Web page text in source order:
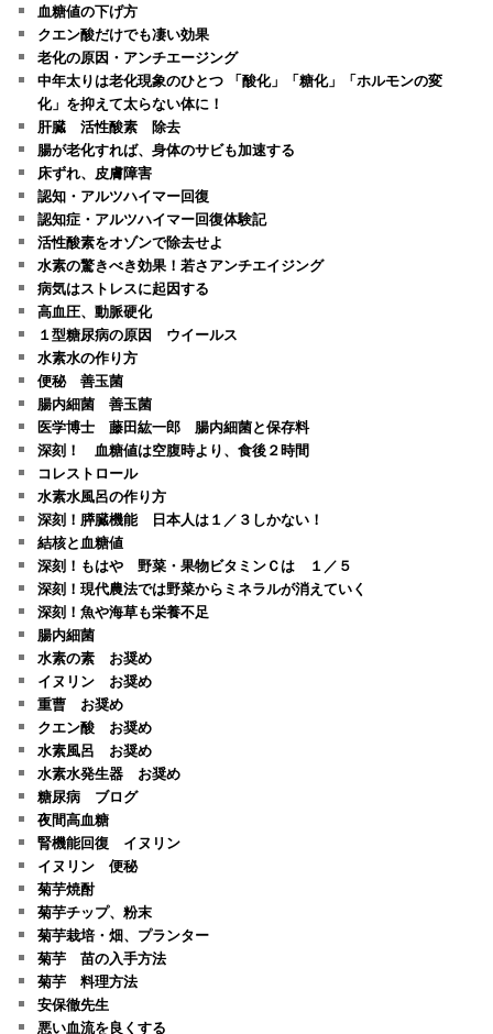
血糖値の下げ方
クエン酸だけでも凄い効果
老化の原因・アンチエージング
中年太りは老化現象のひとつ 「酸化」「糖化」「ホルモンの変
化」を抑えて太らない体に！
肝臓 活性酸素 除去
腸が老化すれば、身体のサビも加速する
床ずれ、皮膚障害
認知・アルツハイマー回復
認知症・アルツハイマー回復体験記
活性酸素をオゾンで除去せよ
水素の驚きべき効果！若さアンチエイジング
病気はストレスに起因する
高血圧、動脈硬化
１型糖尿病の原因 ウイールス
水素水の作り方
便秘 善玉菌
腸内細菌 善玉菌
医学博士 藤田紘一郎 腸内細菌と保存料
深刻！ 血糖値は空腹時より、食後２時間
コレストロール
水素水風呂の作り方
深刻！膵臓機能 日本人は１／３しかない！
結核と血糖値
深刻！もはや 野菜・果物ビタミンＣは １／５
深刻！現代農法では野菜からミネラルが消えていく
深刻！魚や海草も栄養不足
腸内細菌
水素の素 お奨め
イヌリン お奨め
重曹 お奨め
クエン酸 お奨め
水素風呂 お奨め
水素水発生器 お奨め
糖尿病 ブログ
夜間高血糖
腎機能回復 イヌリン
イヌリン 便秘
菊芋焼酎
菊芋チップ、粉末
菊芋栽培・畑、プランター
菊芋 苗の入手方法
菊芋 料理方法
安保徹先生
悪い血流を良くする